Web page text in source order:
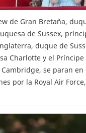
de Gran Bretaña,
de Sussex,
duque de
Charlotte y el Príncipe
se paran en
por la Royal Air